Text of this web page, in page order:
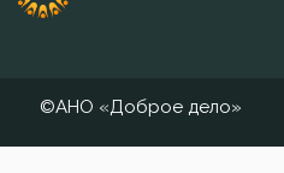
Самолюбие
Скромность
©АНО «Доброе дело»